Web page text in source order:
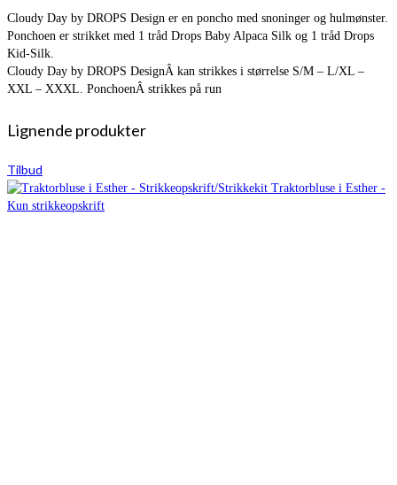
Cloudy Day by DROPS Design er en poncho med snoninger og hulmønster.
Ponchoen er strikket med 1 tråd Drops Baby Alpaca Silk og 1 tråd Drops
Kid-Silk.
Cloudy Day by DROPS DesignÂ kan strikkes i størrelse S/M – L/XL –
XXL – XXXL. PonchoenÂ strikkes på run
Lignende produkter
Tilbud